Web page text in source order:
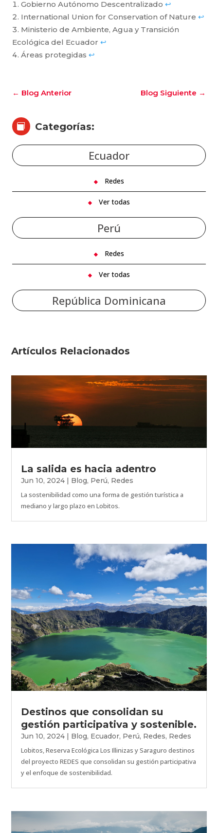
Gobierno Autónomo Descentralizado↩︎
International Union for Conservation of Nature↩︎
Ministerio de Ambiente, Agua y Transición
Ecológica del Ecuador↩︎
Áreas protegidas↩︎
← Blog Anterior Blog Siguiente →
 Categorías:
Ecuador
Redes
Ver todas
Perú
Redes
Ver todas
República Dominicana
Artículos Relacionados
La salida es hacia adentro
Jun 10, 2024| Blog, Perú, Redes
La sostenibilidad como una forma de gestión turística a
mediano y largo plazo en Lobitos.
Destinos que consolidan su
gestión participativa y sostenible.
Jun 10, 2024| Blog, Ecuador, Perú, Redes, Redes
Lobitos, Reserva Ecológica Los Illinizas y Saraguro destinos
del proyecto REDES que consolidan su gestión participativa
y el enfoque de sostenibilidad.